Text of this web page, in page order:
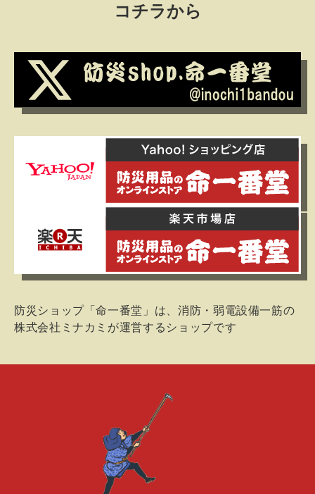
コチラから
防災ショップ「命一番堂」は、消防・弱電設備一筋の
株式会社ミナカミが運営するショップです